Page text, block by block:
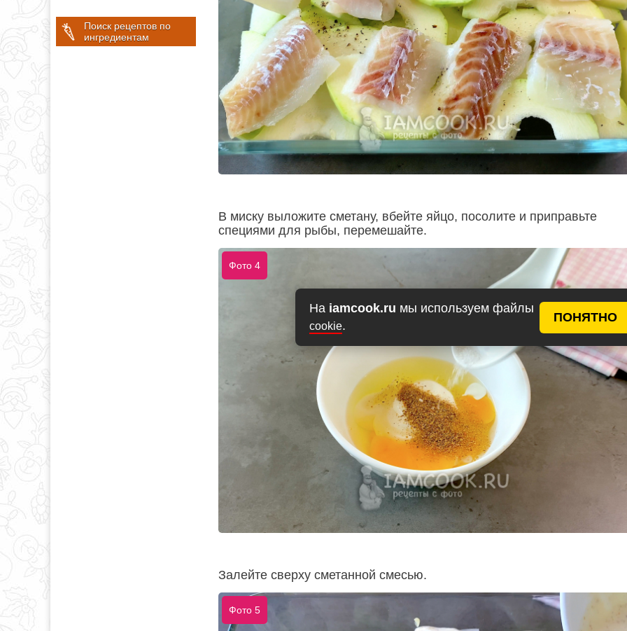
На iamcook.ru мы используем файлы
cookie.
ПОНЯТНО
Поиск рецептов по
ингредиентам
В миску выложите сметану, вбейте яйцо, посолите и приправьте
специями для рыбы, перемешайте.
Фото 4
Залейте сверху сметанной смесью.
Фото 5